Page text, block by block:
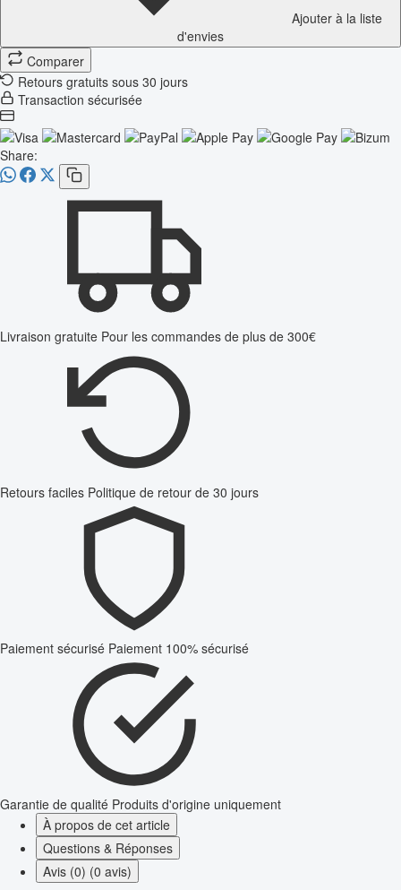
Ajouter à la liste
d'envies
Comparer
Retours gratuits sous 30 jours
Transaction sécurisée
Share:
Livraison gratuite Pour les commandes de plus de 300€
Retours faciles Politique de retour de 30 jours
Paiement sécurisé Paiement 100% sécurisé
Garantie de qualité Produits d'origine uniquement
À propos de cet article
Questions & Réponses
Avis (0) (0 avis)